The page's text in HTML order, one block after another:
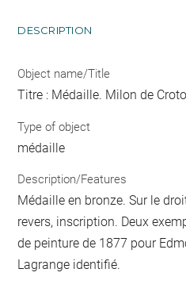
DESCRIPTION
Object name/Title
Titre : Médaille. Milon de
Type of object
médaille
Description/Features
Médaille en bronze. Sur le
revers, inscription. Deux
de peinture de 1877 pour
Lagrange identifié.